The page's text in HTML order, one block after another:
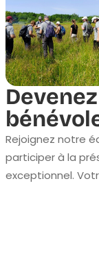
Rejoignez notre
participer à la
exceptionnel.